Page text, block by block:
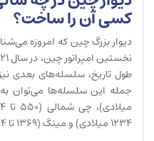
کسی آن را ساخت؟
دیوار بزرگ چین که امروزه
طول تاریخ، سلسله‌های بعدی
۱۲۳۴ میلادی) و مینگ (۱۳۶۹ تا ۱۶۴۴ میلادی) اشاره کرد.